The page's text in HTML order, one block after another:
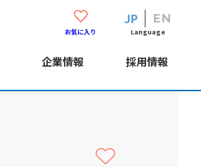
お気に入り
EN
JP
Language
企業情報 採用情報